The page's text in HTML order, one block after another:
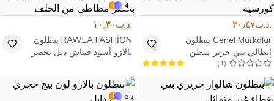
.د.ب٣٠٫٤٧
Genel Markalar بنطلون
إيطالي بني حرير مبطن
كورسيه
(
1
)
4
.د.ب١٠٫٣٠
RAWEA FASHİON بنطلون
بالازو أسود قماش دبل بخصر
5